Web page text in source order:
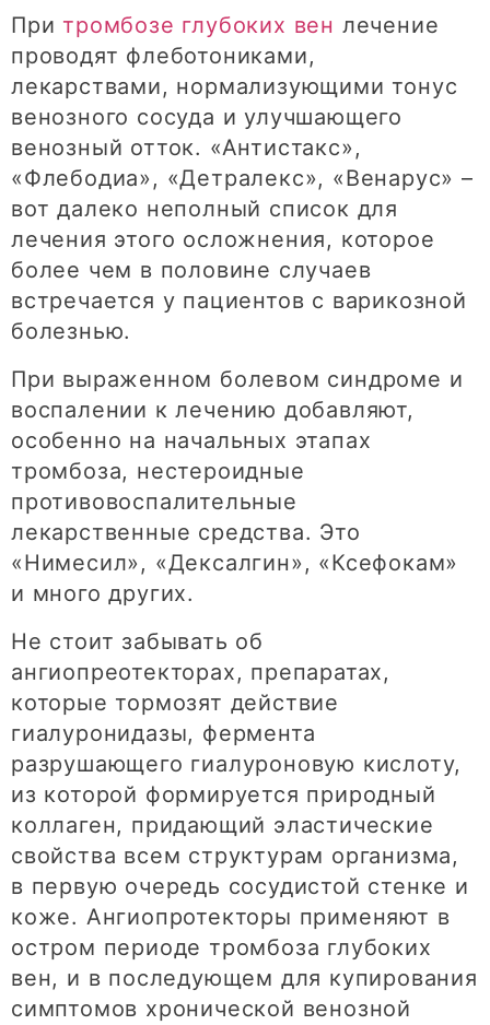
При тромбозе глубоких вен лечение
проводят флеботониками,
лекарствами, нормализующими тонус
венозного сосуда и улучшающего
венозный отток. «Антистакс»,
«Флебодиа», «Детралекс», «Венарус» –
вот далеко неполный список для
лечения этого осложнения, которое
более чем в половине случаев
встречается у пациентов с варикозной
болезнью.
При выраженном болевом синдроме и
воспалении к лечению добавляют,
особенно на начальных этапах
тромбоза, нестероидные
противовоспалительные
лекарственные средства. Это
«Нимесил», «Дексалгин», «Ксефокам»
и много других.
Не стоит забывать об
ангиопреотекторах, препаратах,
которые тормозят действие
гиалуронидазы, фермента
разрушающего гиалуроновую кислоту,
из которой формируется природный
коллаген, придающий эластические
свойства всем структурам организма,
в первую очередь сосудистой стенке и
коже. Ангиопротекторы применяют в
остром периоде тромбоза глубоких
вен, и в последующем для купирования
симптомов хронической венозной